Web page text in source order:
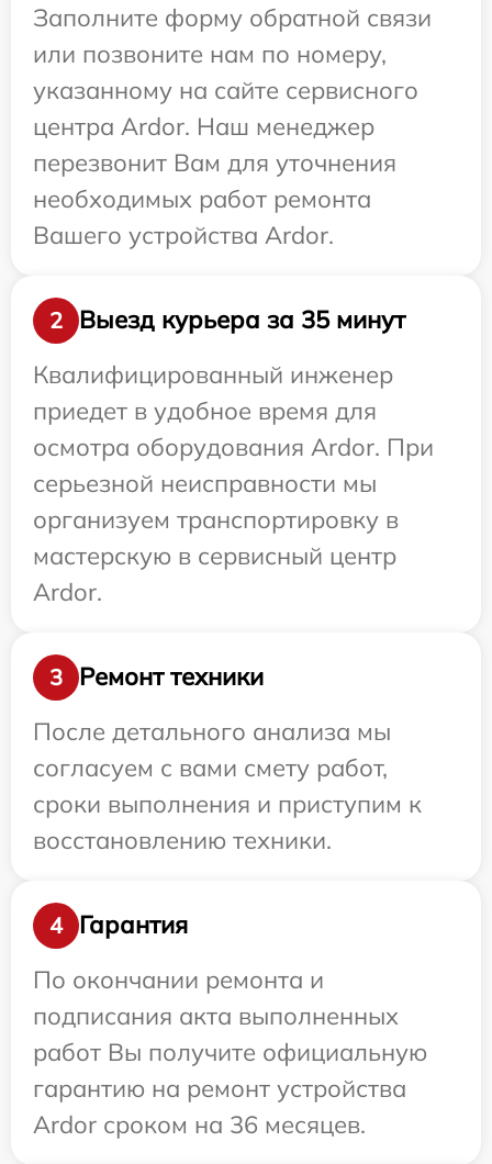
Заполните форму обратной связи
или позвоните нам по номеру,
указанному на сайте сервисного
центра Ardor. Наш менеджер
перезвонит Вам для уточнения
необходимых работ ремонта
Вашего устройства Ardor.
2
Выезд курьера за 35 минут
Квалифицированный инженер
приедет в удобное время для
осмотра оборудования Ardor. При
серьезной неисправности мы
организуем транспортировку в
мастерскую в сервисный центр
Ardor.
3
Ремонт техники
После детального анализа мы
согласуем с вами смету работ,
сроки выполнения и приступим к
восстановлению техники.
4
Гарантия
По окончании ремонта и
подписания акта выполненных
работ Вы получите официальную
гарантию на ремонт устройства
Ardor сроком на 36 месяцев.